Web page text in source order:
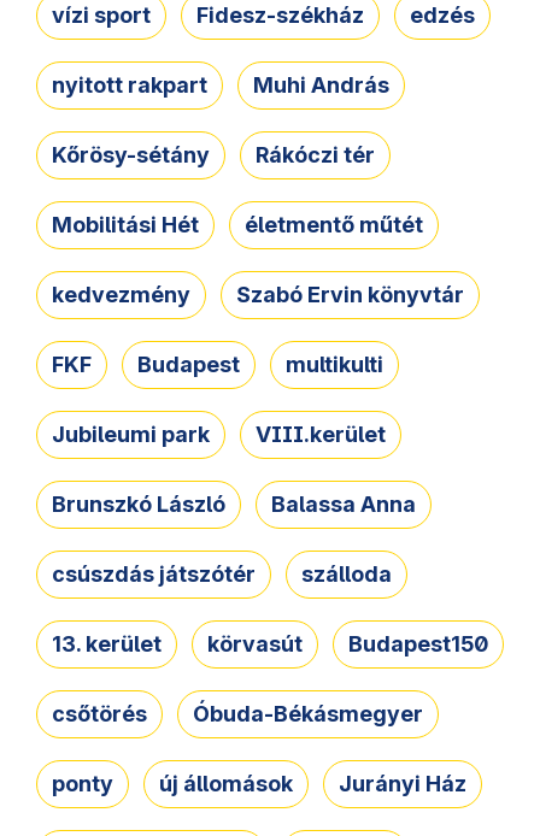
vízi sport Fidesz-székház edzés
nyitott rakpart Muhi András
Kőrösy-sétány Rákóczi tér
Mobilitási Hét életmentő műtét
kedvezmény Szabó Ervin könyvtár
FKF Budapest multikulti
Jubileumi park VIII.kerület
Brunszkó László Balassa Anna
csúszdás játszótér szálloda
13. kerület körvasút Budapest150
csőtörés Óbuda-Békásmegyer
ponty új állomások Jurányi Ház